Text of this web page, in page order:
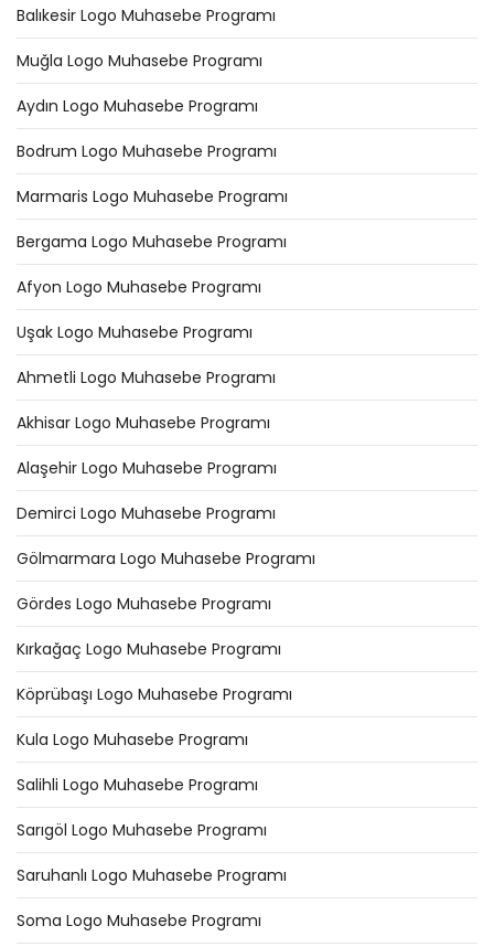
Balıkesir Logo Muhasebe Programı
Muğla Logo Muhasebe Programı
Aydın Logo Muhasebe Programı
Bodrum Logo Muhasebe Programı
Marmaris Logo Muhasebe Programı
Bergama Logo Muhasebe Programı
Afyon Logo Muhasebe Programı
Uşak Logo Muhasebe Programı
Ahmetli Logo Muhasebe Programı
Akhisar Logo Muhasebe Programı
Alaşehir Logo Muhasebe Programı
Demirci Logo Muhasebe Programı
Gölmarmara Logo Muhasebe Programı
Gördes Logo Muhasebe Programı
Kırkağaç Logo Muhasebe Programı
Köprübaşı Logo Muhasebe Programı
Kula Logo Muhasebe Programı
Salihli Logo Muhasebe Programı
Sarıgöl Logo Muhasebe Programı
Saruhanlı Logo Muhasebe Programı
Soma Logo Muhasebe Programı